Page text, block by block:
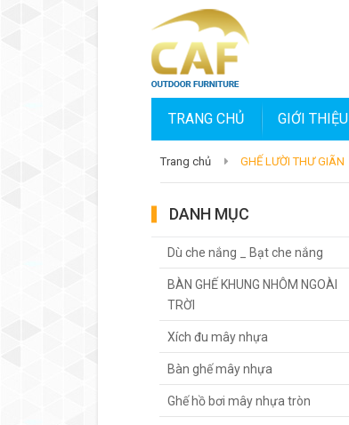
TRANG CHỦ GIỚI THIỆU
Trang chủ GHẾ LƯỜI THƯ GIÃN
DANH MỤC
Dù che nắng _ Bạt che nắng
BÀN GHẾ KHUNG NHÔM NGOÀI
TRỜI
Xích đu mây nhựa
Bàn ghế mây nhựa
Ghế hồ bơi mây nhựa tròn